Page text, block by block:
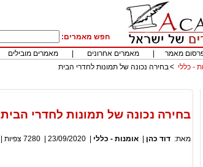
חפש מאמרים:
מאמר מאמרים אחרונים מאמרים מובילים
- כללי בחירה נכונה של תמונות לחדרי הבית
בחירה נכונה של תמונות לחדרי הבית
מאת: דוד כהן אומנות - כללי 23/09/2020
7280 צפיות